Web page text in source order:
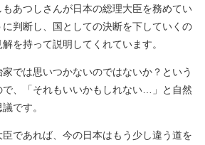
あつしさんが日本の総理大臣を務めてい
判断し、国としての決断を下していくの
を持って説明してくれています。
では思いつかないのではないか？という
で、「それもいいかもしれない…」と自然
です。
であれば、今の日本はもう少し違う道を